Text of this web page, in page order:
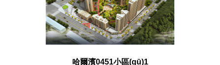
哈爾濱0451小區(qū)1